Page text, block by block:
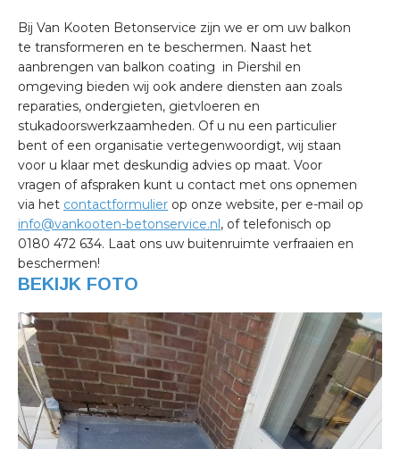
Bij Van Kooten Betonservice zijn we er om uw balkon
te transformeren en te beschermen. Naast het
aanbrengen van balkon coating in Piershil en
omgeving bieden wij ook andere diensten aan zoals
reparaties, ondergieten, gietvloeren en
stukadoorswerkzaamheden. Of u nu een particulier
bent of een organisatie vertegenwoordigt, wij staan
voor u klaar met deskundig advies op maat. Voor
vragen of afspraken kunt u contact met ons opnemen
via het contactformulier op onze website, per e-mail op
info@vankooten-betonservice.nl, of telefonisch op
0180 472 634. Laat ons uw buitenruimte verfraaien en
beschermen!
BEKIJK FOTO